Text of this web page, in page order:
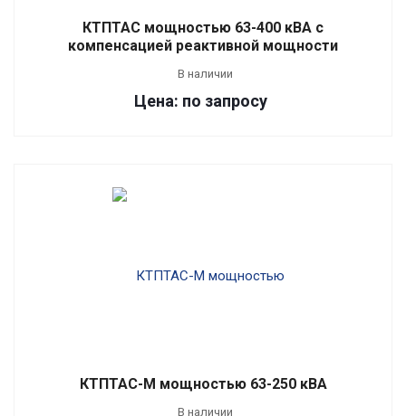
КТПТАС мощностью 63-400 кВА с
компенсацией реактивной мощности
В наличии
Цена: по запросу
КТПТАС-М мощностью 63-250 кВА
В наличии